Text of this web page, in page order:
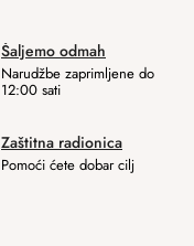
Šaljemo odmah
Narudžbe zaprimljene do
12:00 sati
Zaštitna radionica
Pomoći ćete dobar cilj